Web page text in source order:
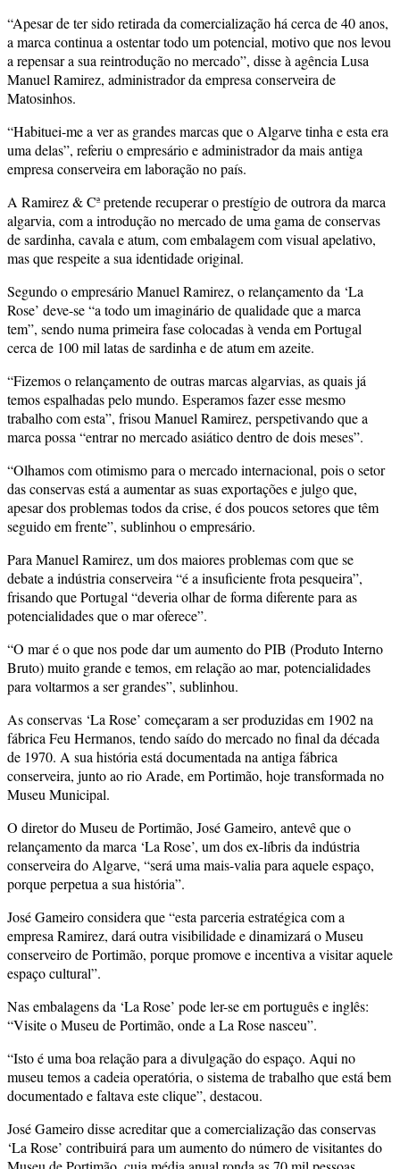
“Apesar de ter sido retirada da comercialização há cerca de 40 anos,
a marca continua a ostentar todo um potencial, motivo que nos levou
a repensar a sua reintrodução no mercado”, disse à agência Lusa
Manuel Ramirez, administrador da empresa conserveira de
Matosinhos.
“Habituei-me a ver as grandes marcas que o Algarve tinha e esta era
uma delas”, referiu o empresário e administrador da mais antiga
empresa conserveira em laboração no país.
A Ramirez & Cª pretende recuperar o prestígio de outrora da marca
algarvia, com a introdução no mercado de uma gama de conservas
de sardinha, cavala e atum, com embalagem com visual apelativo,
mas que respeite a sua identidade original.
Segundo o empresário Manuel Ramirez, o relançamento da ‘La
Rose’ deve-se “a todo um imaginário de qualidade que a marca
tem”, sendo numa primeira fase colocadas à venda em Portugal
cerca de 100 mil latas de sardinha e de atum em azeite.
“Fizemos o relançamento de outras marcas algarvias, as quais já
temos espalhadas pelo mundo. Esperamos fazer esse mesmo
trabalho com esta”, frisou Manuel Ramirez, perspetivando que a
marca possa “entrar no mercado asiático dentro de dois meses”.
“Olhamos com otimismo para o mercado internacional, pois o setor
das conservas está a aumentar as suas exportações e julgo que,
apesar dos problemas todos da crise, é dos poucos setores que têm
seguido em frente”, sublinhou o empresário.
Para Manuel Ramirez, um dos maiores problemas com que se
debate a indústria conserveira “é a insuficiente frota pesqueira”,
frisando que Portugal “deveria olhar de forma diferente para as
potencialidades que o mar oferece”.
“O mar é o que nos pode dar um aumento do PIB (Produto Interno
Bruto) muito grande e temos, em relação ao mar, potencialidades
para voltarmos a ser grandes”, sublinhou.
As conservas ‘La Rose’ começaram a ser produzidas em 1902 na
fábrica Feu Hermanos, tendo saído do mercado no final da década
de 1970. A sua história está documentada na antiga fábrica
conserveira, junto ao rio Arade, em Portimão, hoje transformada no
Museu Municipal.
O diretor do Museu de Portimão, José Gameiro, antevê que o
relançamento da marca ‘La Rose’, um dos ex-líbris da indústria
conserveira do Algarve, “será uma mais-valia para aquele espaço,
porque perpetua a sua história”.
José Gameiro considera que “esta parceria estratégica com a
empresa Ramirez, dará outra visibilidade e dinamizará o Museu
conserveiro de Portimão, porque promove e incentiva a visitar aquele
espaço cultural”.
Nas embalagens da ‘La Rose’ pode ler-se em português e inglês:
“Visite o Museu de Portimão, onde a La Rose nasceu”.
“Isto é uma boa relação para a divulgação do espaço. Aqui no
museu temos a cadeia operatória, o sistema de trabalho que está bem
documentado e faltava este clique”, destacou.
José Gameiro disse acreditar que a comercialização das conservas
‘La Rose’ contribuirá para um aumento do número de visitantes do